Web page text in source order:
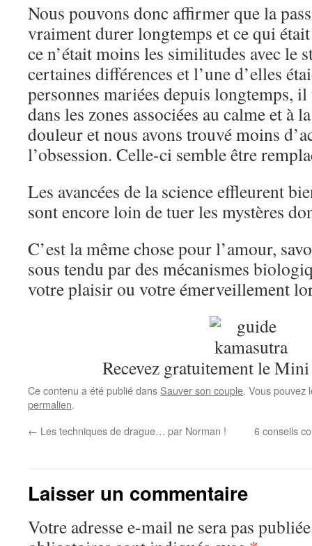
Nous pouvons donc affirmer que la
vraiment durer longtemps et ce qui
ce n’était moins les similitudes avec le
certaines différences et l’une d’elles
personnes mariées depuis longtemps,
dans les zones associées au calme et à
douleur et nous avons trouvé moins
l’obsession. Celle-ci semble être
Les avancées de la science effleurent
sont encore loin de tuer les mystères
C’est la même chose pour l’amour,
sous tendu par des mécanismes
votre plaisir ou votre émerveillement
Recevez gratuitement le
Ce contenu a été publié dans Sauver son couple. Vous pouvez
permalien.
← Les techniques de drague… par Norman ! 6 conseils
Laisser un commentaire
Votre adresse e-mail ne sera pas